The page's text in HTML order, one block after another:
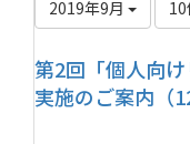
2019年9月
第2回「個人向け
実施のご案内（